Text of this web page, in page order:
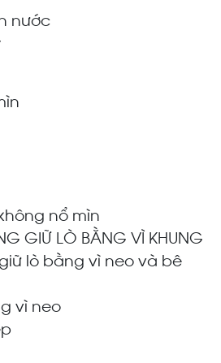
nước
nổ mìn
GIỮ LÒ BẰNG VÌ KHUNG
lò bằng vì neo và bê
vì neo